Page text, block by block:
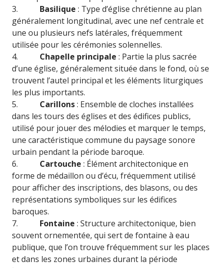
3. Basilique : Type d’église chrétienne au plan
généralement longitudinal, avec une nef centrale et
une ou plusieurs nefs latérales, fréquemment
utilisée pour les cérémonies solennelles.
4. Chapelle principale : Partie la plus sacrée
d’une église, généralement située dans le fond, où se
trouvent l’autel principal et les éléments liturgiques
les plus importants.
5. Carillons: Ensemble de cloches installées
dans les tours des églises et des édifices publics,
utilisé pour jouer des mélodies et marquer le temps,
une caractéristique commune du paysage sonore
urbain pendant la période baroque.
6. Cartouche : Élément architectonique en
forme de médaillon ou d’écu, fréquemment utilisé
pour afficher des inscriptions, des blasons, ou des
représentations symboliques sur les édifices
baroques.
7. Fontaine : Structure architectonique, bien
souvent ornementée, qui sert de fontaine à eau
publique, que l’on trouve fréquemment sur les places
et dans les zones urbaines durant la période